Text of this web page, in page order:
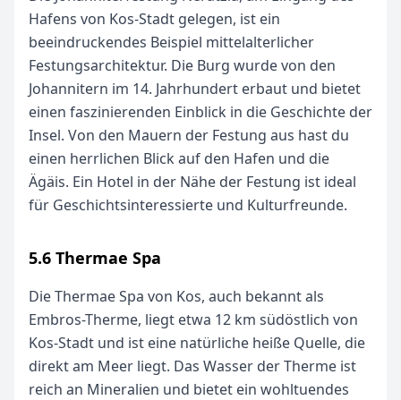
Hafens von Kos-Stadt gelegen, ist ein
beeindruckendes Beispiel mittelalterlicher
Festungsarchitektur. Die Burg wurde von den
Johannitern im 14. Jahrhundert erbaut und bietet
einen faszinierenden Einblick in die Geschichte der
Insel. Von den Mauern der Festung aus hast du
einen herrlichen Blick auf den Hafen und die
Ägäis. Ein Hotel in der Nähe der Festung ist ideal
für Geschichtsinteressierte und Kulturfreunde.
5.6 Thermae Spa
Die Thermae Spa von Kos, auch bekannt als
Embros-Therme, liegt etwa 12 km südöstlich von
Kos-Stadt und ist eine natürliche heiße Quelle, die
direkt am Meer liegt. Das Wasser der Therme ist
reich an Mineralien und bietet ein wohltuendes